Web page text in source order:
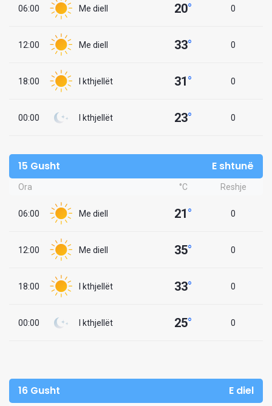
06:00 Me diell 20° 0
12:00 Me diell 33° 0
18:00 I kthjellët 31° 0
00:00 I kthjellët 23° 0
15 Gusht E shtunë
Ora °C Reshje
06:00 Me diell 21° 0
12:00 Me diell 35° 0
18:00 I kthjellët 33° 0
00:00 I kthjellët 25° 0
16 Gusht E diel